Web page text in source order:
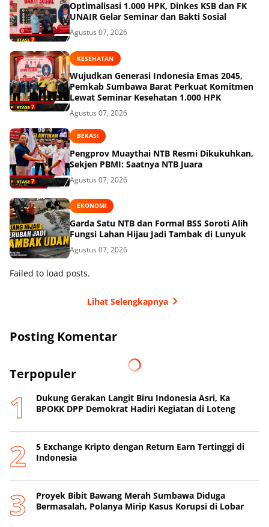
Optimalisasi 1.000 HPK, Dinkes KSB dan FK
UNAIR Gelar Seminar dan Bakti Sosial
Agustus 07, 2026
KESEHATAN
Wujudkan Generasi Indonesia Emas 2045,
Pemkab Sumbawa Barat Perkuat Komitmen
Lewat Seminar Kesehatan 1.000 HPK
Agustus 07, 2026
BEKASI
Pengprov Muaythai NTB Resmi Dikukuhkan,
Sekjen PBMI: Saatnya NTB Juara
Agustus 07, 2026
EKONOMI
Garda Satu NTB dan Formal BSS Soroti Alih
Fungsi Lahan Hijau Jadi Tambak di Lunyuk
Agustus 07, 2026
Failed to load posts.
Lihat Selengkapnya
Posting Komentar
Terpopuler
Dukung Gerakan Langit Biru Indonesia Asri, Ka
BPOKK DPP Demokrat Hadiri Kegiatan di Loteng
5 Exchange Kripto dengan Return Earn Tertinggi di
Indonesia
Proyek Bibit Bawang Merah Sumbawa Diduga
Bermasalah, Polanya Mirip Kasus Korupsi di Lobar